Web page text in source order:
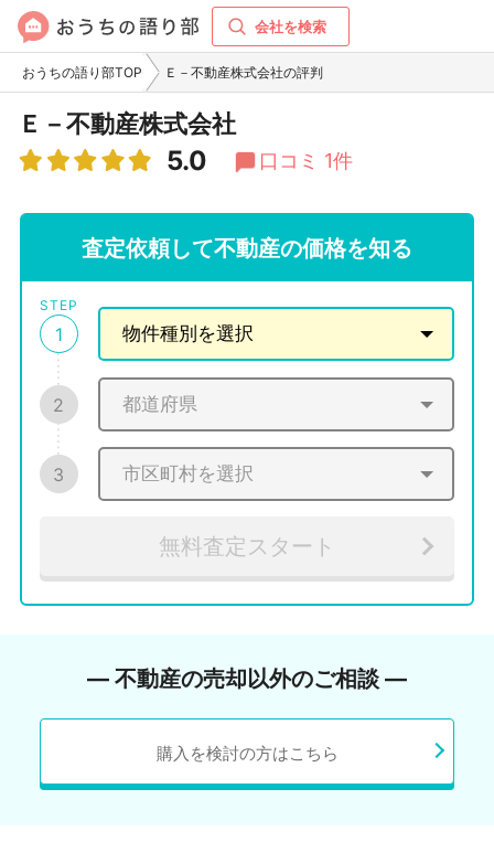
会社を検索
おうちの語り部TOP Ｅ－不動産株式会社の評判
Ｅ－不動産株式会社
5.0 口コミ 1件
査定依頼して不動産の価格を知る
STEP
1
2
3
無料査定スタート
― 不動産の売却以外のご相談 ―
購入を検討の方はこちら